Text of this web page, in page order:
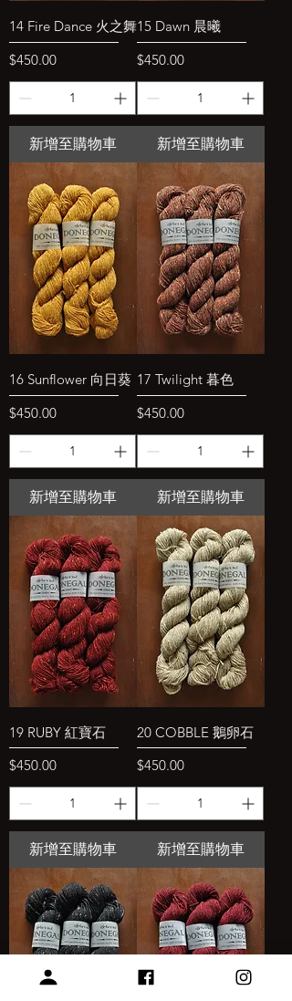
14 Fire Dance 火之舞
價格
$450.00
新增至購物車
15 Dawn 晨曦
價格
$450.00
新增至購物車
16 Sunflower 向日葵
價格
$450.00
新增至購物車
17 Twilight 暮色
價格
$450.00
新增至購物車
19 RUBY 紅寶石
價格
$450.00
新增至購物車
20 COBBLE 鵝卵石
價格
$450.00
新增至購物車